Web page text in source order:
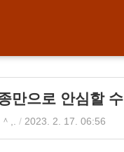
만으로 안심할
＾,. / 2023. 2. 17. 06:56